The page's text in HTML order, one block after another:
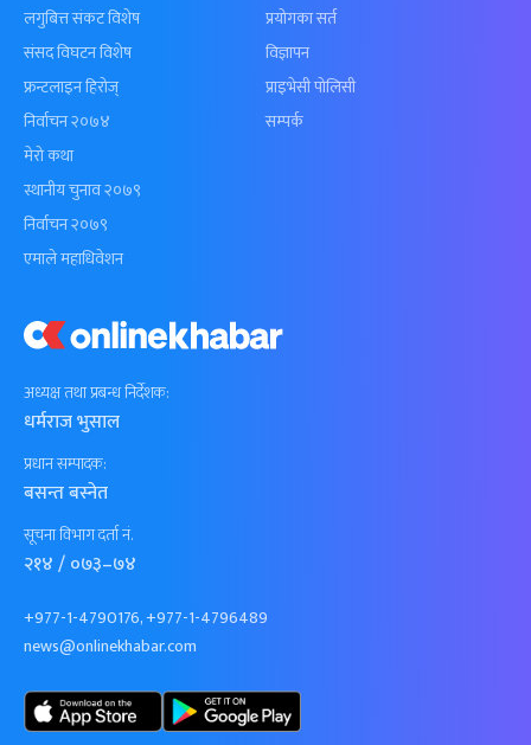
अध्यक्ष तथा प्रबन्ध निर्देशक:
धर्मराज भुसाल
प्रधान सम्पादक:
बसन्त बस्नेत
सूचना विभाग दर्ता नं.
२१४ / ०७३–७४
+977-1-4790176, +977-1-4796489
news@onlinekhabar.com
लगुबित्त संकट विशेष
संसद विघटन विशेष
फ्रन्टलाइन हिरोज्
निर्वाचन २०७४
मेरो कथा
स्थानीय चुनाव २०७९
निर्वाचन २०७९
एमाले महाधिवेशन
प्रयोगका सर्त
विज्ञापन
प्राइभेसी पोलिसी
सम्पर्क